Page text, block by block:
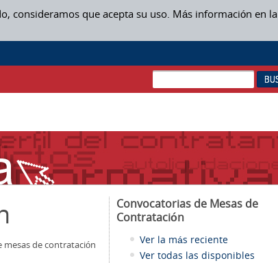
consideramos que acepta su uso. Más información en la
mesas de contratación
Convocatorias de Mesas de
Contratación
Ver la más reciente
Ver todas las disponibles